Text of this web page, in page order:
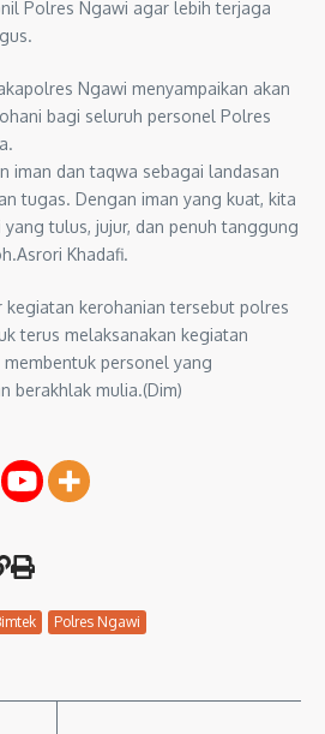
Polres Ngawi agar lebih terjaga
Ngawi menyampaikan akan
bagi seluruh personel Polres
iman dan taqwa sebagai landasan
tugas. Dengan iman yang kuat, kita
tulus, jujur, dan penuh tanggung
Khadafi.
kerohanian tersebut polres
terus melaksanakan kegiatan
personel yang
berakhlak mulia.(Dim)
Polres Ngawi